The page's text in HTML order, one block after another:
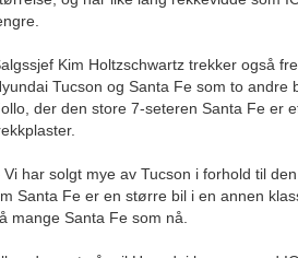
Kim Holtzschwartz trekker også
Tucson og Santa Fe som to andre
der den store 7-seteren Santa Fe er
Vi har solgt mye av Tucson i forhold til
Santa Fe er en større bil i en annen
mange Santa Fe som nå.